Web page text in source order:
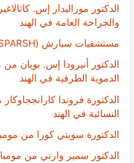
الدكتور موراليدار إس.
والجراحة العامة في الهند
مستشفيات سبارش (SPARSH) في مدينة بنجالور
الدكتور أنيرودا إس. بويان
الدموية الطرفية في الهند
الدكتورة فروندا
النسائية في الهند
الدكتورة سويتي كورا من
الدكتور سمير وارتي من